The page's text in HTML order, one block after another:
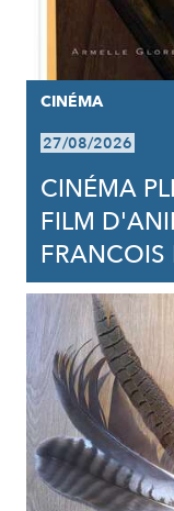
CINÉMA
27/08/2026
CINÉMA
FILM